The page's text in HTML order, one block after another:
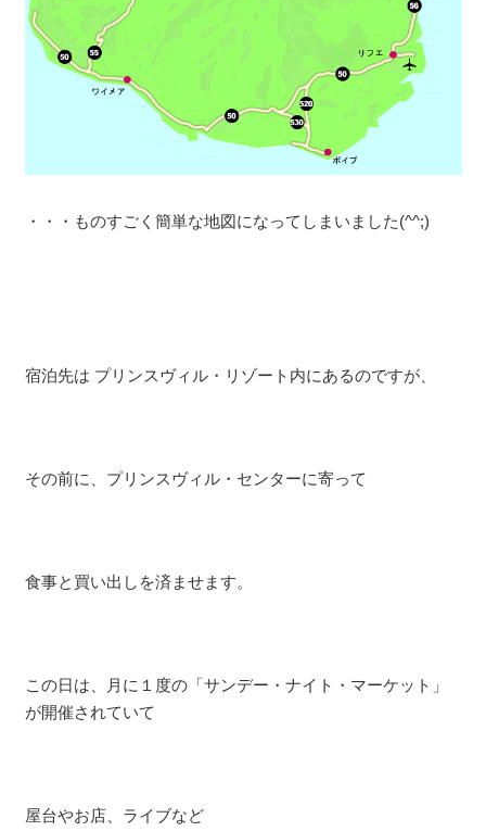
・・・ものすごく簡単な地図になってしまいました(^^;)
宿泊先は プリンスヴィル・リゾート内にあるのですが、
その前に、プリンスヴィル・センターに寄って
食事と買い出しを済ませます。
この日は、月に１度の「サンデー・ナイト・マーケット」
が開催されていて
屋台やお店、ライブなど